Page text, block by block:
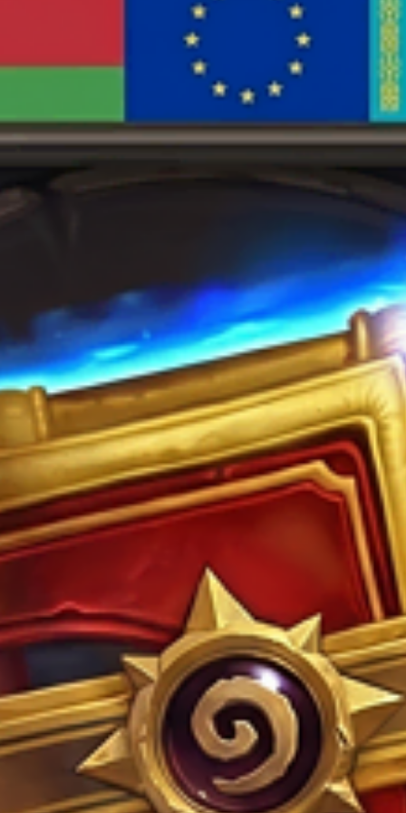
странице
товара.